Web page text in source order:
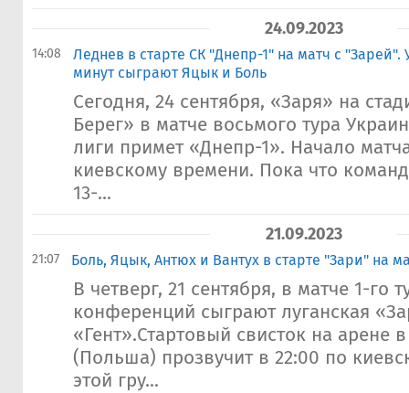
24.09.2023
14:08
Леднев в старте СК "Днепр-1" на матч с "Зарей".
минут сыграют Яцык и Боль
Сегодня, 24 сентября, «Заря» на
Берег» в матче восьмого тура
лиги примет «Днепр-1». Начало
киевскому времени. Пока что
13-...
21.09.2023
21:07 Боль, Яцык, Антюх и Вантух в старте "Зари" на
В четверг, 21 сентября, в матче 1-го
конференций сыграют луганская
«Гент».Стартовый свисток на арене
(Польша) прозвучит в 22:00 по
этой гру...